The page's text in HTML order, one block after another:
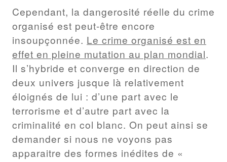
Cependant, la dangerosité réelle du crime
organisé est peut-être encore
insoupçonnée. Le crime organisé est en
effet en pleine mutation au plan mondial.
Il s’hybride et converge en direction de
deux univers jusque là relativement
éloignés de lui : d’une part avec le
terrorisme et d’autre part avec la
criminalité en col blanc. On peut ainsi se
demander si nous ne voyons pas
apparaitre des formes inédites de «